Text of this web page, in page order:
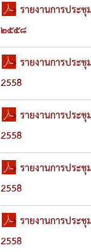
» รายงานการปร
๒๕๕๘
» รายงานการปร
2558
» รายงานการปร
2558
» รายงานการปร
2558
» รายงานการปร
2558